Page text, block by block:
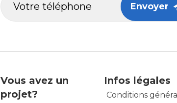
Envoyer
Vous avez un
projet?
Infos légales
Conditions